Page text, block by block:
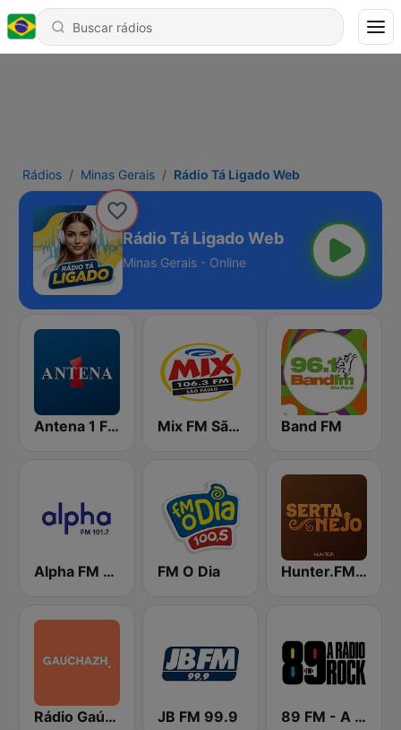
Rádios Minas Gerais Rádio Tá Ligado Web
Rádio Tá Ligado Web
Minas Gerais - Online
Antena 1 FM Mix FM São Paulo Band FM
Alpha FM 101.7 FM O Dia Hunter.FM - Sertanejo
Rádio Gaúcha ZH JB FM 99.9 89 FM - A Rádio Rock